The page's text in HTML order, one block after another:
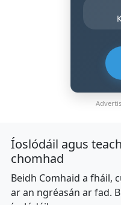
Íoslódáil agus
chomhad
Beidh Comhaid a fháil,
ar an ngréasán ar fad.